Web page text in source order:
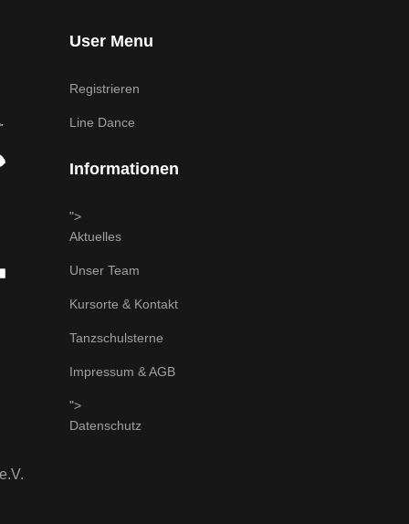
User Menu
Registrieren
Line Dance
Informationen
">
Aktuelles
Unser Team
Kursorte & Kontakt
Tanzschulsterne
Impressum & AGB
">
Datenschutz